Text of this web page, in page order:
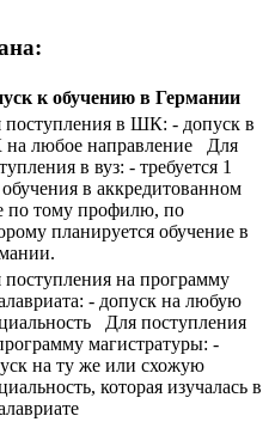
к обучению в Германии
поступления в ШК: - допуск в
любое направление Для
в вуз: - требуется 1
в аккредитованном
по тому профилю, по
планируется обучение в
поступления на программу
- допуск на любую
Для поступления
магистратуры: -
на ту же или схожую
которая изучалась в